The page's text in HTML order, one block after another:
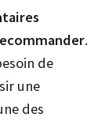
.
de
une
des